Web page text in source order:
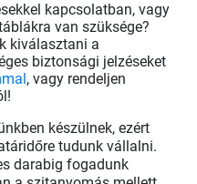
kapcsolatban, vagy
van szüksége?
kiválasztani a
biztonsági jelzéseket
, vagy rendeljen
készülnek, ezért
tudunk vállalni.
darabig fogadunk